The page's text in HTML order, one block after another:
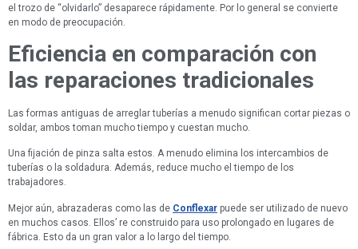
el trozo de “olvidarlo” desaparece rápidamente. Por lo general se convierte
en modo de preocupación.
Eficiencia en comparación con
las reparaciones tradicionales
Las formas antiguas de arreglar tuberías a menudo significan cortar piezas o
soldar, ambos toman mucho tiempo y cuestan mucho.
Una fijación de pinza salta estos. A menudo elimina los intercambios de
tuberías o la soldadura. Además, reduce mucho el tiempo de los
trabajadores.
Mejor aún, abrazaderas como las de Conflexar puede ser utilizado de nuevo
en muchos casos. Ellos’ re construido para uso prolongado en lugares de
fábrica. Esto da un gran valor a lo largo del tiempo.